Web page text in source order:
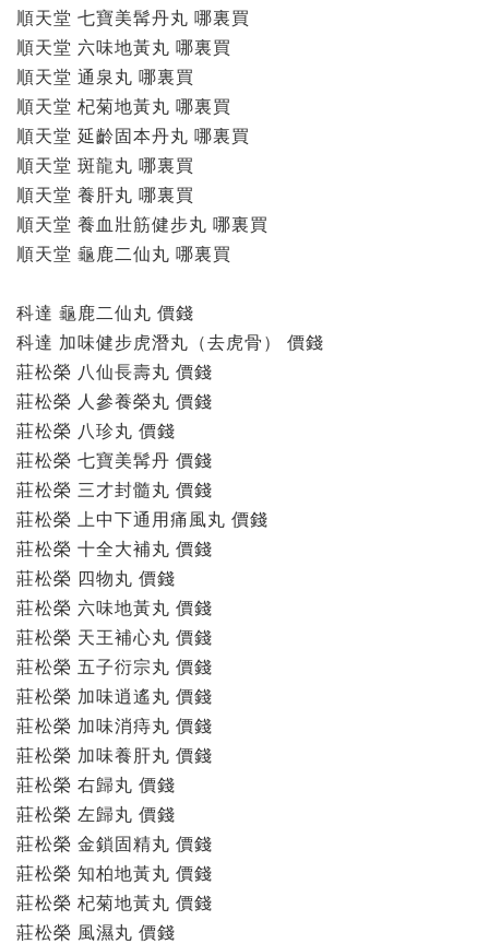
順天堂 七寶美髯丹丸 哪裏買
順天堂 六味地黃丸 哪裏買
順天堂 通泉丸 哪裏買
順天堂 杞菊地黃丸 哪裏買
順天堂 延齡固本丹丸 哪裏買
順天堂 斑龍丸 哪裏買
順天堂 養肝丸 哪裏買
順天堂 養血壯筋健步丸 哪裏買
順天堂 龜鹿二仙丸 哪裏買
科達 龜鹿二仙丸 價錢
科達 加味健步虎潛丸（去虎骨） 價錢
莊松榮 八仙長壽丸 價錢
莊松榮 人參養榮丸 價錢
莊松榮 八珍丸 價錢
莊松榮 七寶美髯丹 價錢
莊松榮 三才封髓丸 價錢
莊松榮 上中下通用痛風丸 價錢
莊松榮 十全大補丸 價錢
莊松榮 四物丸 價錢
莊松榮 六味地黃丸 價錢
莊松榮 天王補心丸 價錢
莊松榮 五子衍宗丸 價錢
莊松榮 加味逍遙丸 價錢
莊松榮 加味消痔丸 價錢
莊松榮 加味養肝丸 價錢
莊松榮 右歸丸 價錢
莊松榮 左歸丸 價錢
莊松榮 金鎖固精丸 價錢
莊松榮 知柏地黃丸 價錢
莊松榮 杞菊地黃丸 價錢
莊松榮 風濕丸 價錢